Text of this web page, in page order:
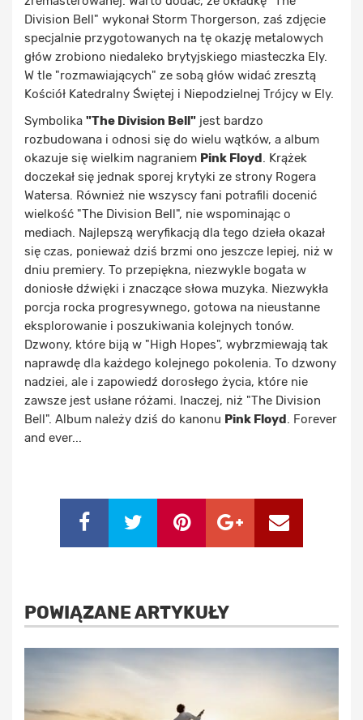
Division Bell" wykonał Storm Thorgerson, zaś zdjęcie
specjalnie przygotowanych na tę okazję metalowych
głów zrobiono niedaleko brytyjskiego miasteczka Ely.
W tle "rozmawiających" ze sobą głów widać zresztą
Kościół Katedralny Świętej i Niepodzielnej Trójcy w Ely.
Symbolika "The Division Bell" jest bardzo
rozbudowana i odnosi się do wielu wątków, a album
okazuje się wielkim nagraniem Pink Floyd . Krążek
doczekał się jednak sporej krytyki ze strony Rogera
Watersa. Również nie wszyscy fani potrafili docenić
wielkość "The Division Bell", nie wspominając o
mediach. Najlepszą weryfikacją dla tego dzieła okazał
się czas, ponieważ dziś brzmi ono jeszcze lepiej, niż w
dniu premiery. To przepiękna, niezwykle bogata w
doniosłe dźwięki i znaczące słowa muzyka. Niezwykła
porcja rocka progresywnego, gotowa na nieustanne
eksplorowanie i poszukiwania kolejnych tonów.
Dzwony, które biją w "High Hopes", wybrzmiewają tak
naprawdę dla każdego kolejnego pokolenia. To dzwony
nadziei, ale i zapowiedź dorosłego życia, które nie
zawsze jest usłane różami. Inaczej, niż "The Division
Bell". Album należy dziś do kanonu Pink Floyd . Forever
and ever...
POWIĄZANE ARTYKUŁY